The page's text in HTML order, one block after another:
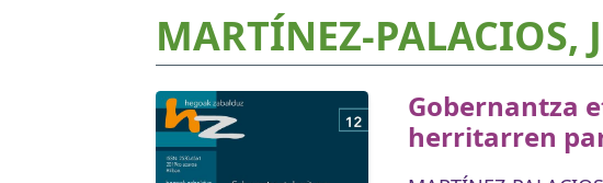
MARTÍNEZ-PALACIOS,
Gobernantza
herritarren